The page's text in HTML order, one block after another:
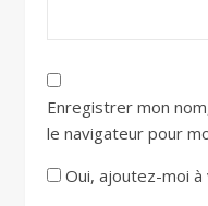
Enregistrer mon
le navigateur pour
Oui, ajoutez-moi